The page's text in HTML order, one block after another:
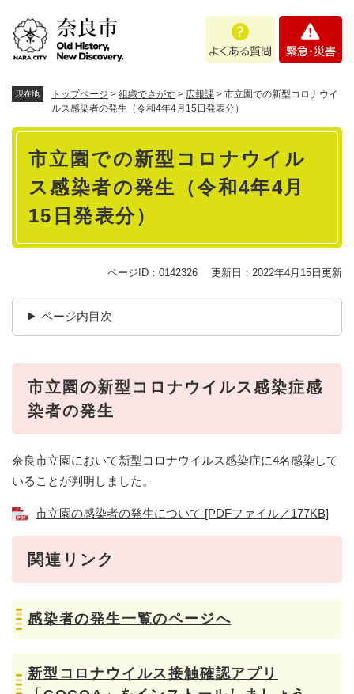
あ
問
・
現在地 トップページ > 組織でさがす > 広報課 > 市立園での新型コロナウイ
ルス感染者の発生（令和4年4月15日発表分）
本
市立園での新型コロナウイル
ス感染者の発生（令和4年4月
15日発表分）
ページID：0142326 更新日：2022年4月15日更新
ページ内目次
市立園の新型コロナウイルス感染症感
染者の発生
奈良市立園において新型コロナウイルス感染症に4名感染して
いることが判明しました。
市立園の感染者の発生について [PDFファイル／177KB]
関連リンク
感染者の発生一覧のページへ
新型コロナウイルス接触確認アプリ